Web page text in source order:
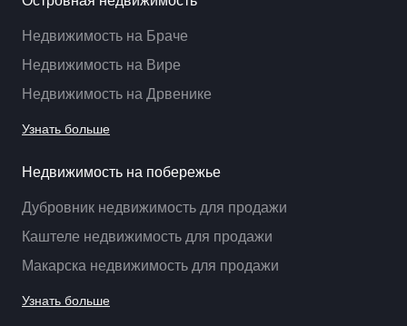
Недвижимость на Браче
Недвижимость на Вире
Недвижимость на Дрвенике
Узнать больше
Недвижимость на побережье
Дубровник недвижимость для продажи
Каштеле недвижимость для продажи
Макарска недвижимость для продажи
Узнать больше